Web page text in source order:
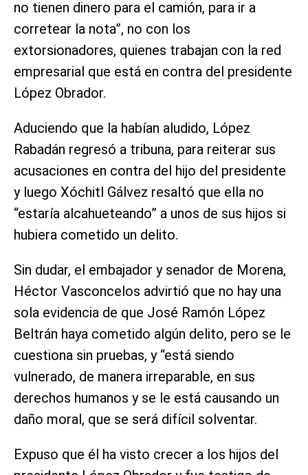
no tienen dinero para el camión, para ir a
corretear la nota”, no con los
extorsionadores, quienes trabajan con la red
empresarial que está en contra del presidente
López Obrador.
Aduciendo que la habían aludido, López
Rabadán regresó a tribuna, para reiterar sus
acusaciones en contra del hijo del presidente
y luego Xóchitl Gálvez resaltó que ella no
“estaría alcahueteando” a unos de sus hijos si
hubiera cometido un delito.
Sin dudar, el embajador y senador de Morena,
Héctor Vasconcelos advirtió que no hay una
sola evidencia de que José Ramón López
Beltrán haya cometido algún delito, pero se le
cuestiona sin pruebas, y “está siendo
vulnerado, de manera irreparable, en sus
derechos humanos y se le está causando un
daño moral, que se será difícil solventar.
Expuso que él ha visto crecer a los hijos del